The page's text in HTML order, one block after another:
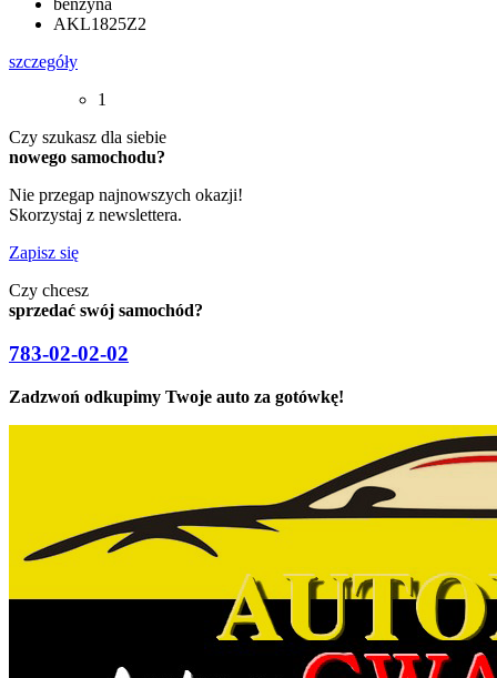
benzyna
AKL1825Z2
szczegóły
1
Czy szukasz dla siebie
nowego samochodu?
Nie przegap najnowszych okazji!
Skorzystaj z newslettera.
Zapisz się
Czy chcesz
sprzedać swój samochód?
783-02-02-02
Zadzwoń odkupimy Twoje auto za gotówkę!